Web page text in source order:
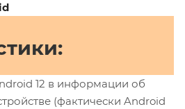
12 в информации об
(фактически Android